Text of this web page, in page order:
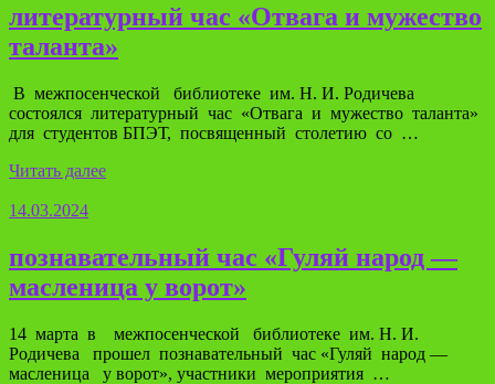
литературный час «Отвага и мужество
таланта»
В межпосенческой библиотеке им. Н. И. Родичева
состоялся литературный час «Отвага и мужество таланта»
для студентов БПЭТ, посвященный столетию со …
Читать далее
14.03.2024
познавательный час «Гуляй народ —
масленица у ворот»
14 марта в межпосенческой библиотеке им. Н. И.
Родичева прошел познавательный час «Гуляй народ —
масленица у ворот», участники мероприятия …